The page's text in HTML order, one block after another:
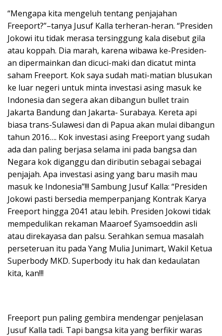
“Mengapa kita mengeluh tentang penjajahan
Freeport?”–tanya Jusuf Kalla terheran-heran. “Presiden
Jokowi itu tidak merasa tersinggung kala disebut gila
atau koppah. Dia marah, karena wibawa ke-Presiden-
an dipermainkan dan dicuci-maki dan dicatut minta
saham Freeport. Kok saya sudah mati-matian blusukan
ke luar negeri untuk minta investasi asing masuk ke
Indonesia dan segera akan dibangun bullet train
Jakarta Bandung dan Jakarta- Surabaya. Kereta api
biasa trans-Sulawesi dan di Papua akan mulai dibangun
tahun 2016…. Kok investasi asing Freeport yang sudah
ada dan paling berjasa selama ini pada bangsa dan
Negara kok diganggu dan diributin sebagai sebagai
penjajah. Apa investasi asing yang baru masih mau
masuk ke Indonesia”!!! Sambung Jusuf Kalla: “Presiden
Jokowi pasti bersedia memperpanjang Kontrak Karya
Freeport hingga 2041 atau lebih. Presiden Jokowi tidak
mempedulikan rekaman Maaroef Syamsoeddin asli
atau direkayasa dan palsu. Serahkan semua masalah
perseteruan itu pada Yang Mulia Junimart, Wakil Ketua
Superbody MKD. Superbody itu hak dan kedaulatan
kita, kan!!!
Freeport pun paling gembira mendengar penjelasan
Jusuf Kalla tadi. Tapi bangsa kita yang berfikir waras